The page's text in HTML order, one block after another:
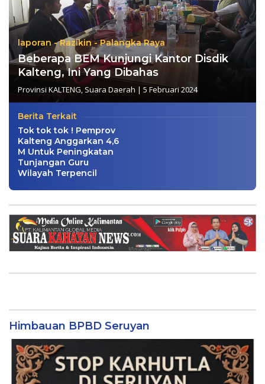
laporan - Razikin - Palangka Raya
Beberapa BEM Kunjungi Kantor Disdik
Kalteng, Ini Yang Dibahas
Provinsi KALTENG, Suara Daerah | 5 Februari 2024
Berita Terkait
Tok tok tok ! Pemprov
Kalteng Anggarkan 4,6
M Untuk Peningkatan
Tunjangan Guru
Wilayah Terpencil
Himbauan BPBD Seruyan